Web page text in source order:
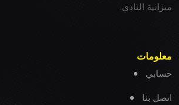
ميزانية النادي.
معلومات
حسابي
اتصل بنا